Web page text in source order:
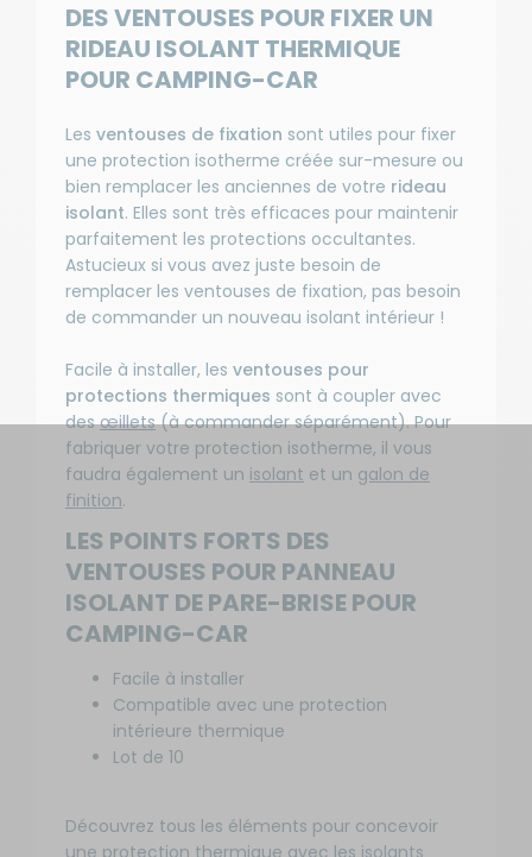
DES VENTOUSES POUR FIXER UN
RIDEAU ISOLANT THERMIQUE
POUR CAMPING-CAR
Les ventouses de fixation sont utiles pour fixer
une protection isotherme créée sur-mesure ou
bien remplacer les anciennes de votre rideau
isolant. Elles sont très efficaces pour maintenir
parfaitement les protections occultantes.
Astucieux si vous avez juste besoin de
remplacer les ventouses de fixation, pas besoin
de commander un nouveau isolant intérieur !
Facile à installer, les ventouses pour
protections thermiques sont à coupler avec
desœillets(à commander séparément). Pour
fabriquer votre protection isotherme, il vous
faudra également un isolant et un galon de
finition.
LES POINTS FORTS DES
VENTOUSES POUR PANNEAU
ISOLANT DE PARE-BRISE POUR
CAMPING-CAR
Facile à installer
Compatible avec une protection
intérieure thermique
Lot de 10
Découvrez tous les éléments pour concevoir
une protection thermique avec les isolants